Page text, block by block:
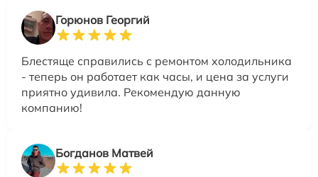
Горюнов Георгий
Блестяще справились с ремонтом холодильника
- теперь он работает как часы, и цена за услуги
приятно удивила. Рекомендую данную
компанию!
Богданов Матвей